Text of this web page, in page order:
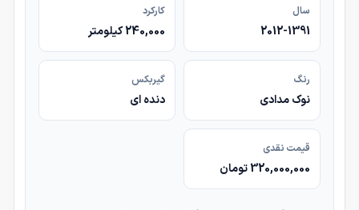
سال
2012-1391
کارکرد
240,000 کیلومتر
رنگ
نوک مدادی
گیربکس
دنده ای
قیمت نقدی
320,000,000 تومان